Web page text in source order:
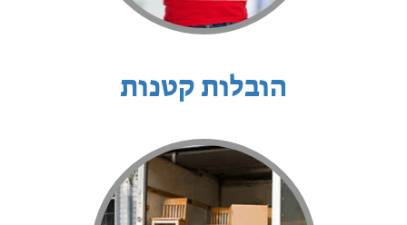
הובלות קטנות